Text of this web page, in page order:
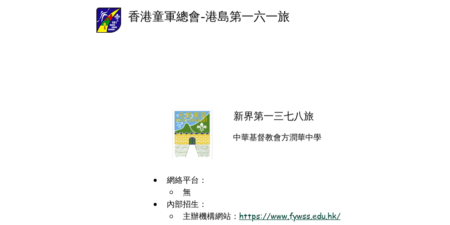
香港童軍總會-港島第一六一旅
新界第一三七八旅
中華基督教會方潤華中學
網絡平台：
無
內部招生：
主辦機構網站： https://www.fywss.edu.hk/